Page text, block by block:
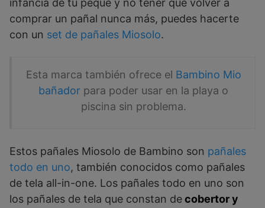
infancia de tu peque y no tener que volver a
comprar un pañal nunca más, puedes hacerte
con un set de pañales Miosolo.
Esta marca también ofrece el Bambino Mio
bañador para poder usar en la playa o
piscina sin problema.
Estos pañales Miosolo de Bambino son pañales
todo en uno, también conocidos como pañales
de tela all-in-one. Los pañales todo en uno son
los pañales de tela que constan decobertor y